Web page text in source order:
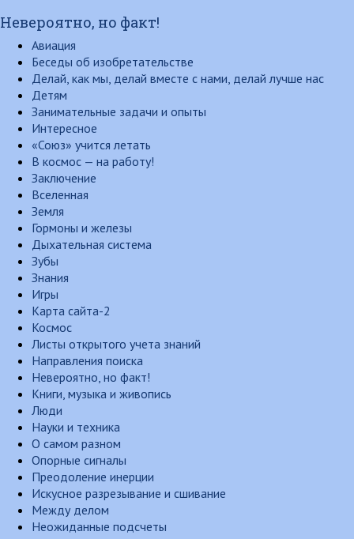
Невероятно, но факт!
Авиация
Беседы об изобретательстве
Делай, как мы, делай вместе с нами, делай лучше нас
Детям
Занимательные задачи и опыты
Интересное
«Союз» учится летать
В космос — на работу!
Заключение
Вселенная
Земля
Гормоны и железы
Дыхательная система
Зубы
Знания
Игры
Карта сайта-2
Космос
Листы открытого учета знаний
Направления поиска
Невероятно, но факт!
Книги, музыка и живопись
Люди
Науки и техника
О самом разном
Опорные сигналы
Преодоление инерции
Искусное разрезывание и сшивание
Между делом
Неожиданные подсчеты